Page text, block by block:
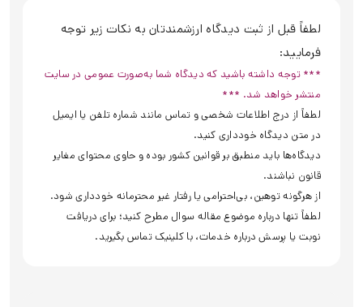
لطفاً قبل از ثبت دیدگاه ارزشمندتان به نکات زیر توجه
فرمایید:
*** توجه داشته باشید که دیدگاه شما به‌صورت عمومی در سایت
منتشر خواهد شد. ***
لطفاً از درج اطلاعات شخصی و تماس مانند شماره تلفن یا ایمیل
در متن دیدگاه خودداری کنید.
دیدگاه‌ها باید منطبق بر قوانین کشور بوده و حاوی محتوای مغایر
قانون نباشند.
از هرگونه توهین، بی‌احترامی یا رفتار غیر محترمانه خودداری شود.
لطفاً تنها درباره موضوع مقاله سوال مطرح کنید؛ برای دریافت
نوبت یا پرسش درباره خدمات، با کلینیک تماس بگیرید.